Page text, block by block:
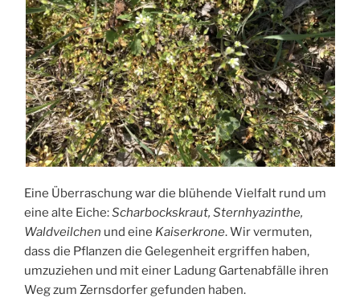
Eine Überraschung war die blühende Vielfalt rund um
eine alte Eiche:Scharbockskraut, Sternhyazinthe,
Waldveilchen und eine Kaiserkrone. Wir vermuten,
dass die Pflanzen die Gelegenheit ergriffen haben,
umzuziehen und mit einer Ladung Gartenabfälle ihren
Weg zum Zernsdorfergefunden haben.